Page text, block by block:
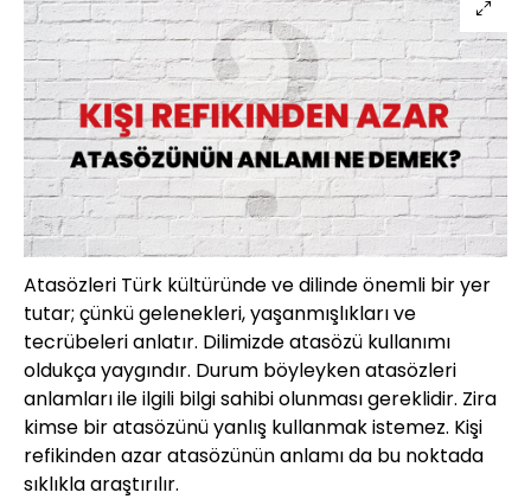
Atasözleri Türk kültüründe ve dilinde önemli bir yer
tutar; çünkü gelenekleri, yaşanmışlıkları ve
tecrübeleri anlatır. Dilimizde atasözü kullanımı
oldukça yaygındır. Durum böyleyken atasözleri
anlamları ile ilgili bilgi sahibi olunması gereklidir. Zira
kimse bir atasözünü yanlış kullanmak istemez. Kişi
refikinden azar atasözünün anlamı da bu noktada
sıklıkla araştırılır.